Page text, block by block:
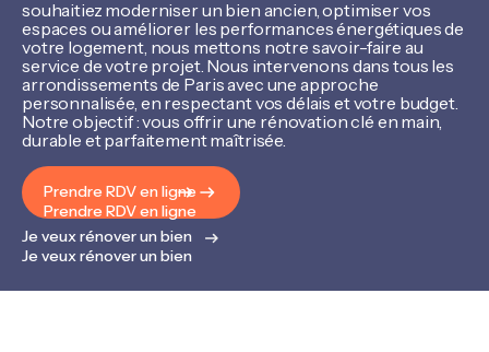
souhaitiez moderniser un bien ancien, optimiser vos
espaces ou améliorer les performances énergétiques de
votre logement, nous mettons notre savoir-faire au
service de votre projet. Nous intervenons dans tous les
arrondissements de Paris avec une approche
personnalisée, en respectant vos délais et votre budget.
Notre objectif : vous offrir une rénovation clé en main,
durable et parfaitement maîtrisée.
Prendre RDV en ligne
Prendre RDV en ligne
Je veux rénover un bien
Je veux rénover un bien